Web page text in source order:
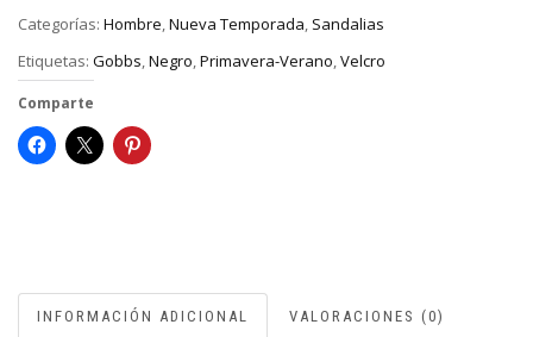
Categorías: Hombre,Nueva Temporada, Sandalias
Etiquetas: Gobbs,Negro,Primavera-Verano,Velcro
Comparte
INFORMACIÓN ADICIONAL VALORACIONES (0)